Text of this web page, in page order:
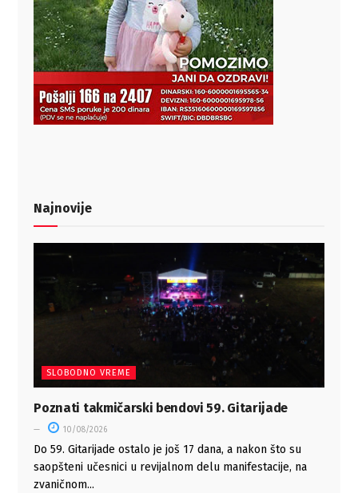
Najnovije
SLOBODNO VREME
Poznati takmičarski bendovi 59. Gitarijade
10/08/2026
Do 59. Gitarijade ostalo je još 17 dana, a nakon što su
saopšteni učesnici u revijalnom delu manifestacije, na
zvaničnom...